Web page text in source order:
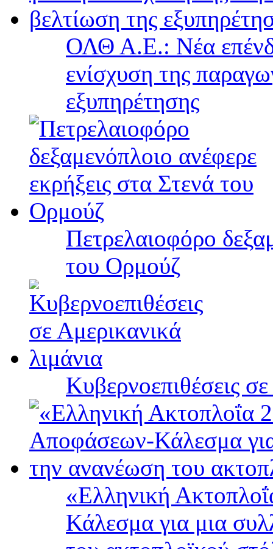
ΟΛΘ Α.Ε.: Νέα
ενίσχυση της
εξυπηρέτησης
Πετρελαιοφόρο
του Ορμούζ
Κυβερνοεπιθέσεις
«Ελληνική
Κάλεσμα για μια